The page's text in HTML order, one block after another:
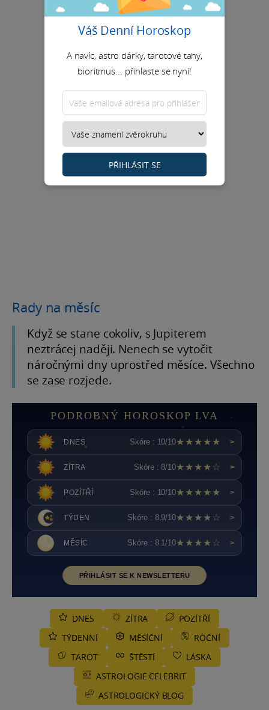
Rady na měsíc
Když se stane cokoliv, s Jupiterem
neztrácej naději. Nenech se vytočit
náročnými dny uprostřed měsíce. Všechno
se zase rozjede.
PODROBNÝ HOROSKOP LVA
DNES Skóre : 10/10★★★★★ >
ZÍTRA Skóre : 8/10★★★★☆ >
POZÍTŘÍ Skóre : 10/10★★★★★ >
TÝDEN Skóre : 8.9/10★★★★☆ >
MĚSÍC Skóre : 8.1/10★★★★☆ >
PŘIHLÁSIT SE K NEWSLETTERU
DNES ZÍTRA
POZÍTŘÍ
TÝDENNÍ
MĚSÍČNÍ
ROČNÍ
TAROT
ŠTĚSTÍ
LÁSKA
ASTROLOGIE CELEBRIT
ASTROLOGICKÝ BLOG
Váš Denní Horoskop
A navíc, astro dárky, tarotové tahy,
bioritmus... přihlaste se nyní!
PŘIHLÁSIT SE